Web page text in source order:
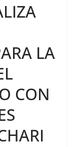
LA
CON